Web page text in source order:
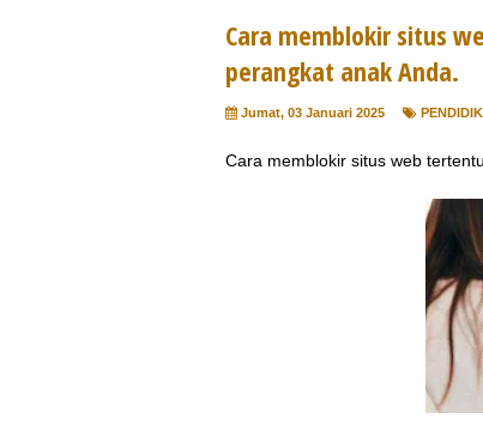
Cara memblokir situs
perangkat anak Anda.
Jumat, 03 Januari 2025
Cara memblokir situs web